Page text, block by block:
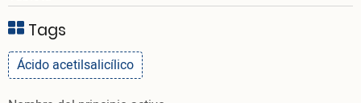
Tags
Ácido acetilsalicílico